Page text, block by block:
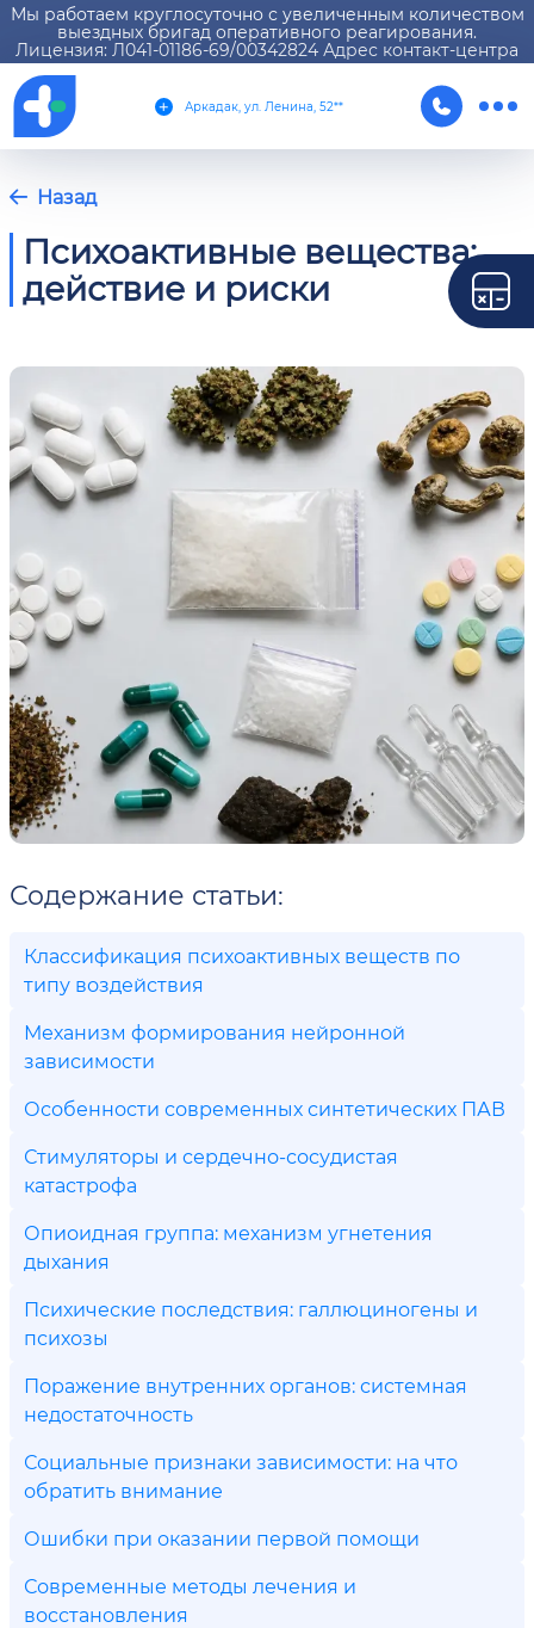
Мы работаем круглосуточно с увеличенным количеством
выездных бригад оперативного реагирования.
Лицензия: Л041-01186-69/00342824 Адрес контакт-центра
Аркадак, ул. Ленина, 52**
Назад
Психоактивные вещества:
действие и риски
Содержание статьи:
Классификация психоактивных веществ по
типу воздействия
Механизм формирования нейронной
зависимости
Особенности современных синтетических ПАВ
Стимуляторы и сердечно-сосудистая
катастрофа
Опиоидная группа: механизм угнетения
дыхания
Психические последствия: галлюциногены и
психозы
Поражение внутренних органов: системная
недостаточность
Социальные признаки зависимости: на что
обратить внимание
Ошибки при оказании первой помощи
Современные методы лечения и
восстановления